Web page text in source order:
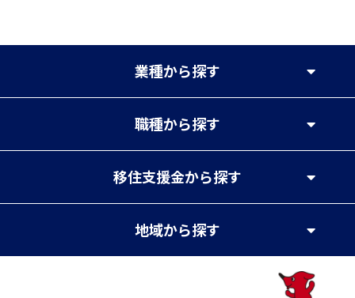
業種から探す
職種から探す
移住支援金から探す
地域から探す